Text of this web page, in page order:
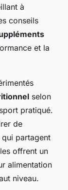
à
conseils
et la
selon
pratiqué.
de
qui partagent
offrent un
alimentation
niveau.